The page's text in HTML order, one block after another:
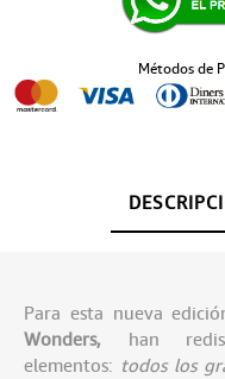
Métodos de
Para esta nueva
Wonders, han
elementos: todos los